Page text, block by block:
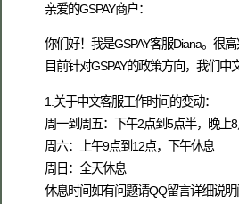
亲爱的GSPAY商户：
你们好！我是GSPAY客服Diana。很
目前针对GSPAY的政策方向，我们中
1.关于中文客服工作时间的变动：
周一到周五：下午2点到5点半，晚上
周六：上午9点到12点，下午休息
周日：全天休息
休息时间如有问题请QQ留言详细说明